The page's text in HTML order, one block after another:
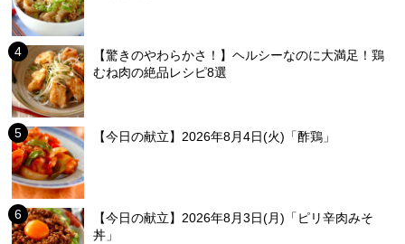
【驚きのやわらかさ！】ヘルシーなのに大満足！鶏
むね肉の絶品レシピ8選
【今日の献立】2026年8月4日(火)「酢鶏」
【今日の献立】2026年8月3日(月)「ピリ辛肉みそ
丼」